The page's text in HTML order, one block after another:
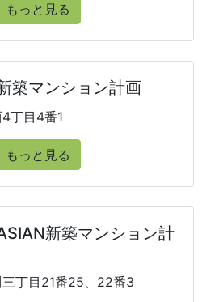
もっと見る
築マンション計画
丁目4番1
もっと見る
新築マンション計
丁目21番25、22番3